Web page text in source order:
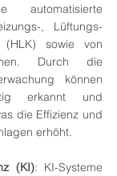
automatisierte
, Lüftungs-
(HLK) sowie von
Durch die
können
erkannt und
die Effizienz und
erhöht.
(KI): KI-Systeme